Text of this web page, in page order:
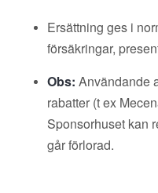
Ersättning ges i
försäkringar,
Obs: Användande
rabatter (t ex
Sponsorhuset kan
går förlorad.